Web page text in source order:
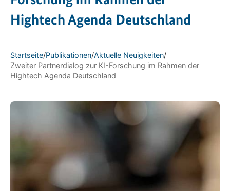
Hightech Agenda Deutschland
Startseite/Publikationen/Aktuelle Neuigkeiten/
Zweiter Partnerdialog zur KI-Forschung im Rahmen der
Hightech Agenda Deutschland